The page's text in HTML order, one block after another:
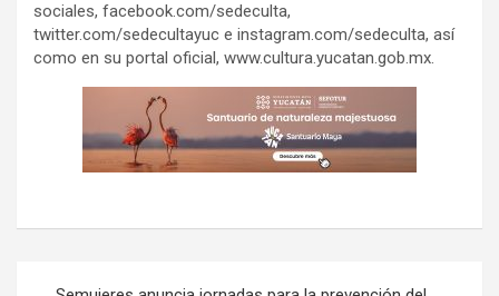
sociales, facebook.com/sedeculta,
twitter.com/sedecultayuc e instagram.com/sedeculta, así
como en su portal oficial, www.cultura.yucatan.gob.mx.